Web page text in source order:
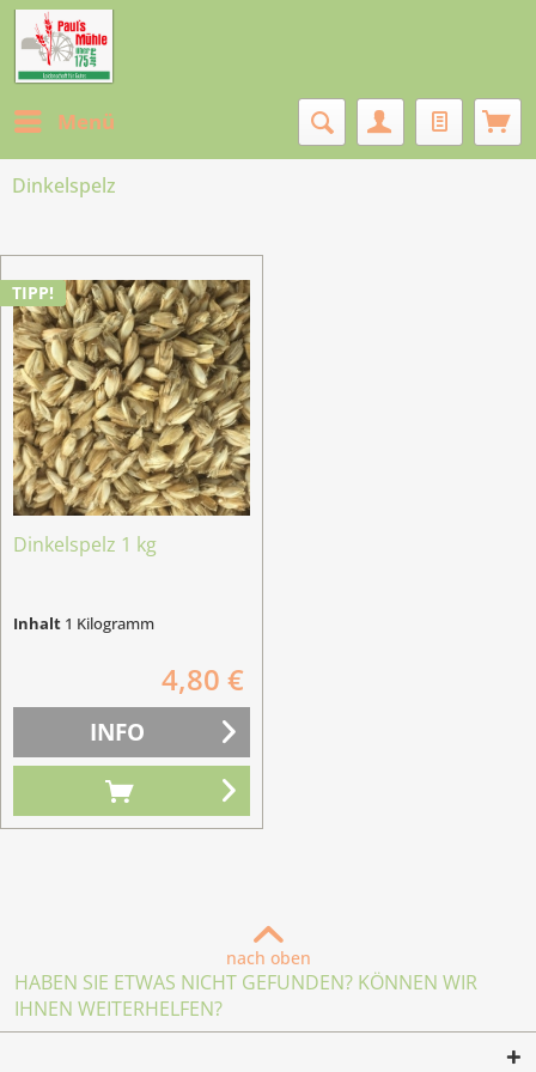
Menü
Dinkelspelz
TIPP!
Dinkelspelz 1 kg
Inhalt 1 Kilogramm
4,80 €
INFO
nach oben
HABEN SIE ETWAS NICHT GEFUNDEN? KÖNNEN WIR
IHNEN WEITERHELFEN?